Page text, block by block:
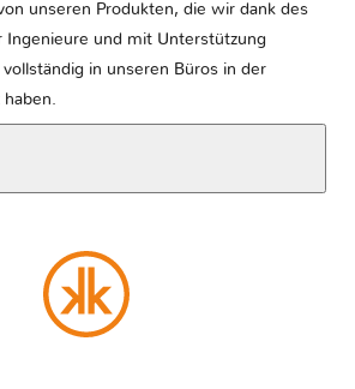
unseren Produkten, die wir dank des
Ingenieure und mit Unterstützung
in unseren Büros in der